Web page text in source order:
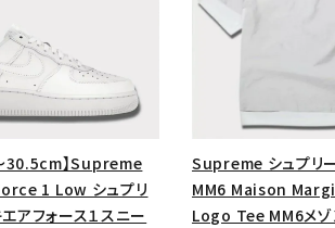
30.5cm】Supreme
1 Low シュプリ
アフォース１スニー
Supreme シュプリ
MM6 Maison
Logo Tee MM6メゾ